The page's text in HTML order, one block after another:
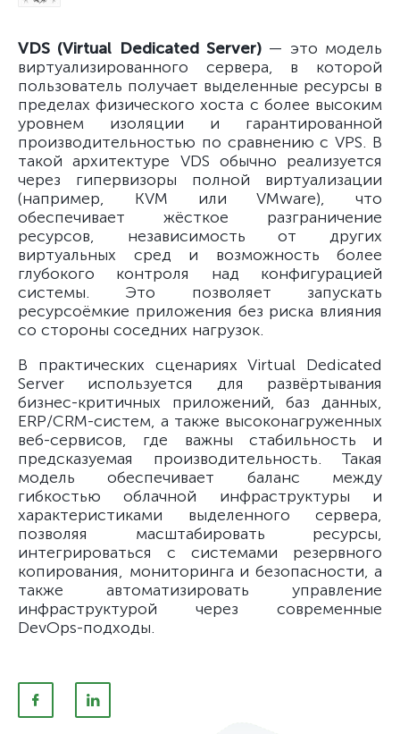
VDS (Virtual Dedicated Server) — это модель
виртуализированного сервера, в которой
пользователь получает выделенные ресурсы в
пределах физического хоста с более высоким
уровнем изоляции и гарантированной
производительностью по сравнению с VPS. В
такой архитектуре VDS обычно реализуется
через гипервизоры полной виртуализации
(например, KVM или VMware), что
обеспечивает жёсткое разграничение
ресурсов, независимость от других
виртуальных сред и возможность более
глубокого контроля над конфигурацией
системы. Это позволяет запускать
ресурсоёмкие приложения без риска влияния
со стороны соседних нагрузок.
В практических сценариях Virtual Dedicated
Server используется для развёртывания
бизнес-критичных приложений, баз данных,
ERP/CRM-систем, а также высоконагруженных
веб-сервисов, где важны стабильность и
предсказуемая производительность. Такая
модель обеспечивает баланс между
гибкостью облачной инфраструктуры и
характеристиками выделенного сервера,
позволяя масштабировать ресурсы,
интегрироваться с системами резервного
копирования, мониторинга и безопасности, а
также автоматизировать управление
инфраструктурой через современные
DevOps-подходы.